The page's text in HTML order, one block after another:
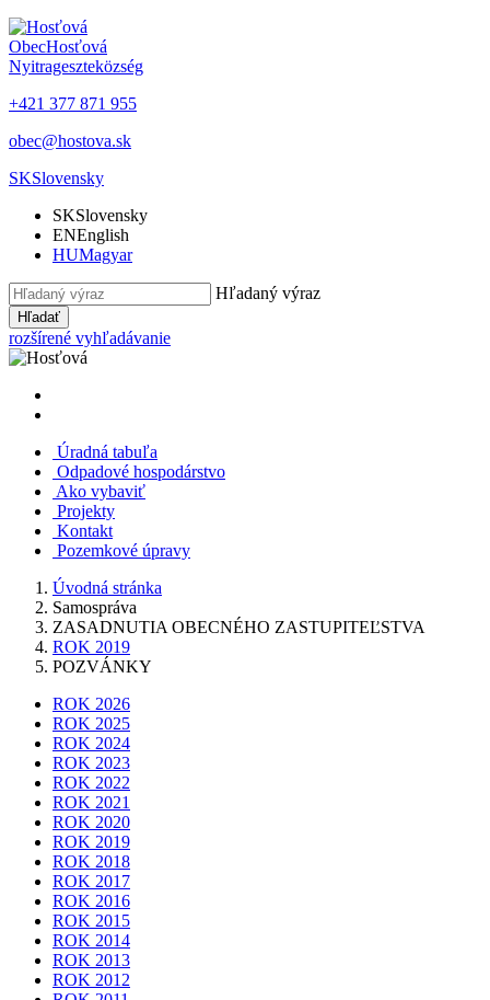
ObecHosťová
Nyitrageszteközség
+421 377 871 955
obec@hostova.sk
SKSlovensky
SKSlovensky
ENEnglish
HUMagyar
Hľadaný výraz
Hľadať
rozšírené vyhľadávanie
Úradná tabuľa
Odpadové hospodárstvo
Ako vybaviť
Projekty
Kontakt
Pozemkové úpravy
Úvodná stránka
Samospráva
ZASADNUTIA OBECNÉHO ZASTUPITEĽSTVA
ROK 2019
POZVÁNKY
ROK 2026
ROK 2025
ROK 2024
ROK 2023
ROK 2022
ROK 2021
ROK 2020
ROK 2019
ROK 2018
ROK 2017
ROK 2016
ROK 2015
ROK 2014
ROK 2013
ROK 2012